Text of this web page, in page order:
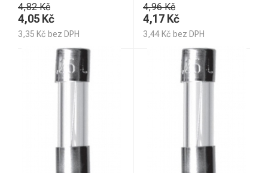
4,82 Kč
4,05 Kč
3,35 Kč bez DPH
4,96 Kč
4,17 Kč
3,44 Kč bez DPH